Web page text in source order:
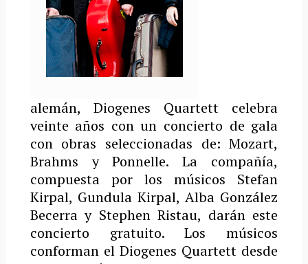
alemán, Diogenes
Quartett celebra
veinte años con un concierto de gala
con obras seleccionadas de: Mozart,
Brahms y Ponnelle. La compañía,
compuesta por los músicos Stefan
Kirpal, Gundula Kirpal, Alba González
Becerra y Stephen Ristau, darán este
concierto gratuito. Los músicos
conforman el Diogenes Quartett desde